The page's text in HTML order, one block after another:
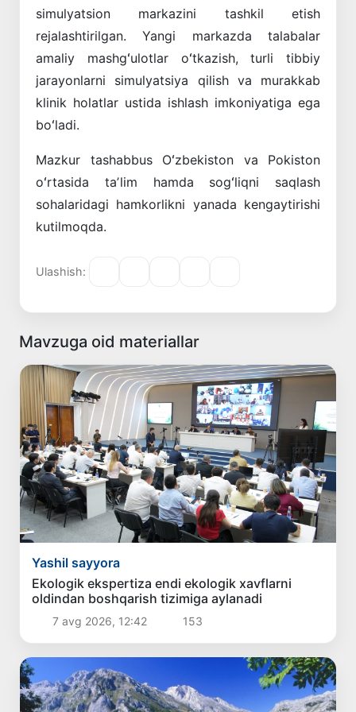
simulyatsion markazini tashkil etish
rejalashtirilgan. Yangi markazda talabalar
amaliy mashgʻulotlar oʻtkazish, turli tibbiy
jarayonlarni simulyatsiya qilish va murakkab
klinik holatlar ustida ishlash imkoniyatiga ega
boʻladi.
Mazkur tashabbus Oʻzbekiston va Pokiston
oʻrtasida taʼlim hamda sogʻliqni saqlash
sohalaridagi hamkorlikni yanada kengaytirishi
kutilmoqda.
Ulashish:
Mavzuga oid materiallar
Yashil sayyora
Ekologik ekspertiza endi ekologik xavflarni
oldindan boshqarish tizimiga aylanadi
7 avg 2026, 12:42 153